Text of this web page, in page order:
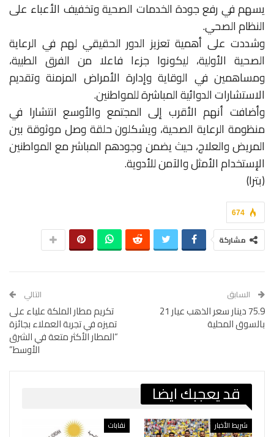
يسهم في رفع جودة الخدمات الصحية وتخفيف الأعباء على
النظام الصحي.
وشددت على أهمية تعزيز الدور الحقيقي لهم في الرعاية
الصحية الأولية، ليكونوا جزءا فاعلا من الفرق الطبية،
ومساهمين في الوقاية وإدارة الأمراض المزمنة وتقديم
الاستشارات الدوائية المباشرة للمواطنين.
وأضافت أنهم الأقرب إلى المجتمع والأوسع انتشارا في
منظومة الرعاية الصحية، ويشكلون حلقة وصل موثوقة بين
المريض والعلاج، حيث يضمن وجودهم المباشر مع المواطنين
الإستخدام الأمثل والآمن للأدوية.
(بترا)
674
مشاركة
السابق
75.9 دينار سعر الذهب عيار 21
بالسوق المحلية
التالي
تكريم مطار الملكة علياء على
تميزه في تجربة العملاء بجائزة
“المطار الأكثر متعة في الشرق
الأوسط”
قد يعجبك ايضا
شريط الأخبار نقابات